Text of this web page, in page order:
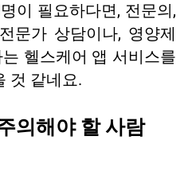
이 필요하다면, 전문의,
문가 상담이나, 영양제
헬스케어 앱 서비스를
것 같네요.
의해야 할 사람